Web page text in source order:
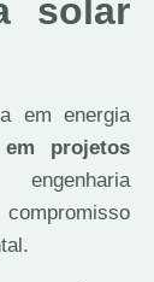
solar
em energia
projetos